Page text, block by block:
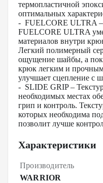
термопластичной
оптимальных
- FUELCORE ULTRA
FUELCORE ULTRA
материалов внутри
Легкий полимерный
ощущение шайбы, а
крюк легким и
улучшает сцепление с
- SLIDE GRIP –
необходимых местах
грип и контроль.
которых необходима
позволит лучше
Характеристики
Производитель
WARRIOR